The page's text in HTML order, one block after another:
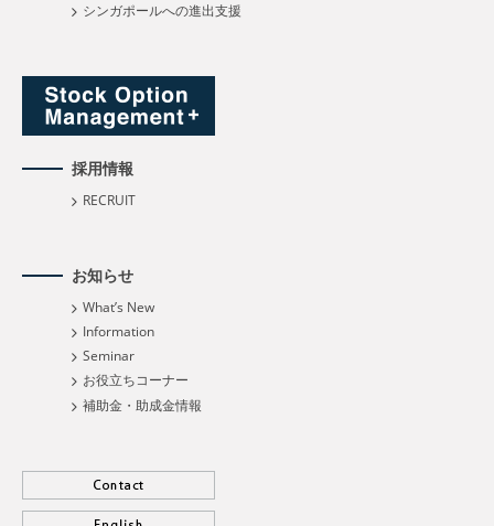
シンガポールへの進出支援
採用情報
RECRUIT
お知らせ
What’s New
Information
Seminar
お役立ちコーナー
補助金・助成金情報